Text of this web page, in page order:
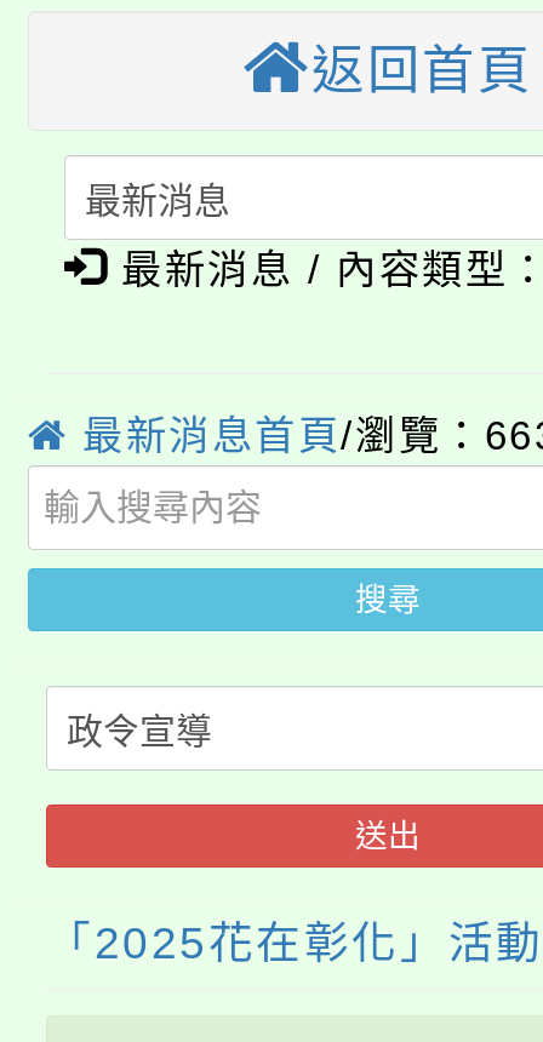
半價優惠，詳情可洽有
者。
份教師增能研習
大溪自造教育及科技
份教師研習
會
115年食農教育專業人
程
「本色祭」8/29、30在
8/21下午1時於龍潭區
局官網。
8月14至27日，桃園電
開!
115年桃園市運動會8/
田徑場及游泳池舉行。
桃園市低收入戶享有免
視費優惠，中低收入戶
半價優惠，詳情可洽有
者。
大園自造教育及科技
份教師研習
淨零綠生活教案入校路
115年食農教育專業人
返回首頁
最新消息 / 內容類型
最新消息首頁/瀏覽：
搜尋
送出
「2025花在彰化」活